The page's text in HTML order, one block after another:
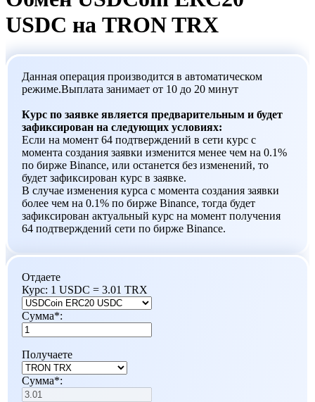
USDC на TRON TRX
Данная операция производится в автоматическом
режиме.Выплата занимает от 10 до 20 минут
Курс по заявке является предварительным и будет
зафиксирован на следующих условиях:
Если на момент 64 подтверждений в сети курс с
момента создания заявки изменится менее чем на 0.1%
по бирже Binance, или останется без изменений, то
будет зафиксирован курс в заявке.
В случае изменения курса с момента создания заявки
более чем на 0.1% по бирже Binance, тогда будет
зафиксирован актуальный курс на момент получения
64 подтверждений сети по бирже Binance.
Отдаете
Курс: 1 USDC = 3.01 TRX
Сумма*:
Получаете
Сумма*: